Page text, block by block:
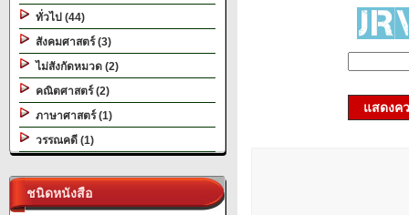
ทั่วไป (44)
สังคมศาสตร์ (3)
ไม่สังกัดหมวด (2)
คณิตศาสตร์ (2)
ภาษาศาสตร์ (1)
วรรณคดี (1)
ชนิดหนังสือ
แสดงค